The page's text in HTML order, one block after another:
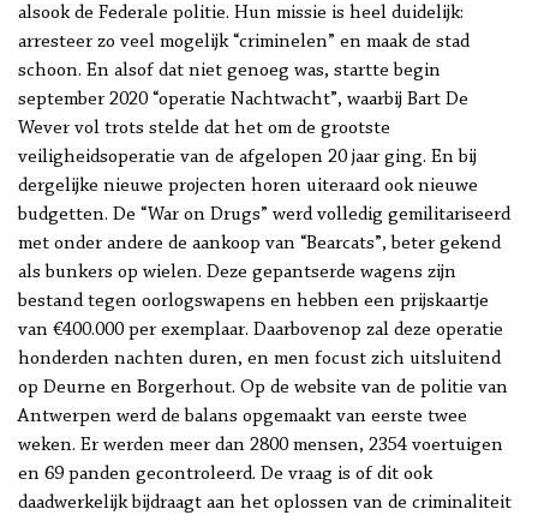
alsook de Federale politie. Hun missie is heel duidelijk:
arresteer zo veel mogelijk “criminelen” en maak de stad
schoon. En alsof dat niet genoeg was, startte begin
september 2020 “operatie Nachtwacht”, waarbij Bart De
Wever vol trots stelde dat het om de grootste
veiligheidsoperatie van de afgelopen 20 jaar ging. En bij
dergelijke nieuwe projecten horen uiteraard ook nieuwe
budgetten. De “War on Drugs” werd volledig gemilitariseerd
met onder andere de aankoop van “Bearcats”, beter gekend
als bunkers op wielen. Deze gepantserde wagens zijn
bestand tegen oorlogswapens en hebben een prijskaartje
van €400.000 per exemplaar. Daarbovenop zal deze operatie
honderden nachten duren, en men focust zich uitsluitend
op Deurne en Borgerhout. Op de website van de politie van
Antwerpen werd de balans opgemaakt van eerste twee
weken. Er werden meer dan 2800 mensen, 2354 voertuigen
en 69 panden gecontroleerd. De vraag is of dit ook
daadwerkelijk bijdraagt aan het oplossen van de criminaliteit